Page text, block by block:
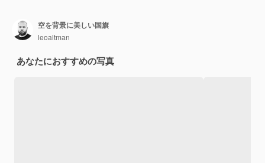
空を背景に美しい国旗
leoaltman
あなたにおすすめの写真